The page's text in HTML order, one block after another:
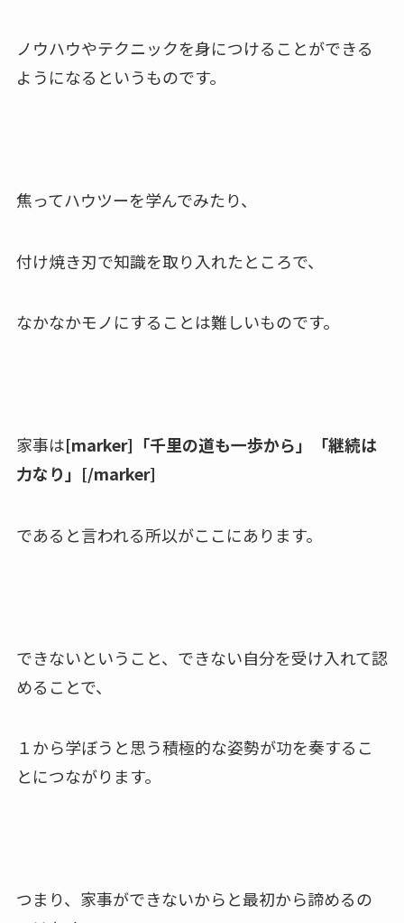
ノウハウやテクニックを身につけることができる
ようになるというものです。
焦ってハウツーを学んでみたり、
付け焼き刃で知識を取り入れたところで、
なかなかモノにすることは難しいものです。
家事は[marker]「千里の道も一歩から」「継続は
力なり」[/marker]
であると言われる所以がここにあります。
できないということ、できない自分を受け入れて認
めることで、
１から学ぼうと思う積極的な姿勢が功を奏するこ
とにつながります。
つまり、家事ができないからと最初から諦めるの